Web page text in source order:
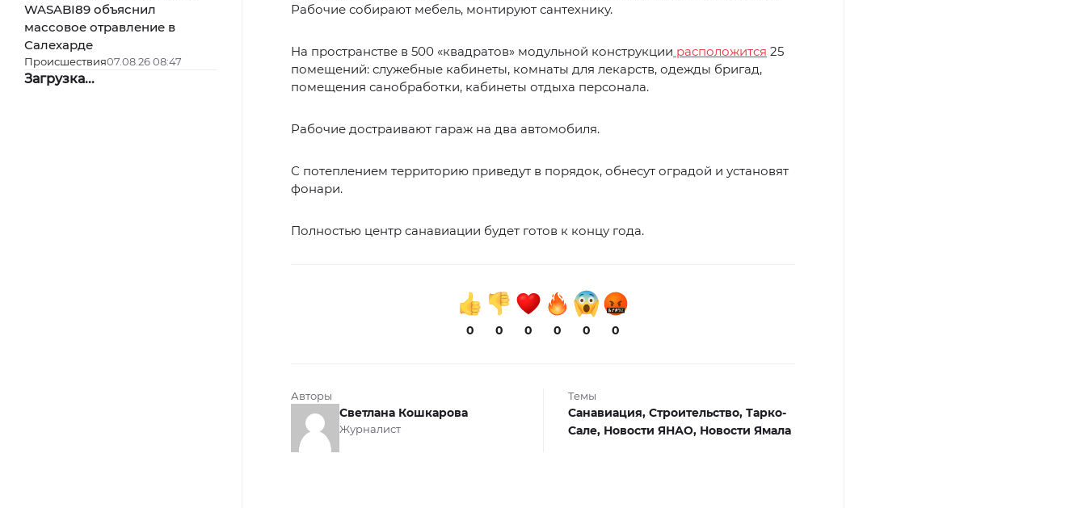
WASABI89 объяснил
массовое отравление в
Салехарде
Происшествия07.08.26 08:47
Загрузка...
Рабочие собирают мебель, монтируют сантехнику.
На пространстве в 500 «квадратов» модульной конструкции расположится 25
помещений: служебные кабинеты, комнаты для лекарств, одежды бригад,
помещения санобработки, кабинеты отдыха персонала.
Рабочие достраивают гараж на два автомобиля.
С потеплением территорию приведут в порядок, обнесут оградой и установят
фонари.
Полностью центр санавиации будет готов к концу года.
0 0 0 0 0 0
Авторы
Светлана Кошкарова
Журналист
Темы
Санавиация, Строительство, Тарко-
Сале, Новости ЯНАО, Новости Ямала